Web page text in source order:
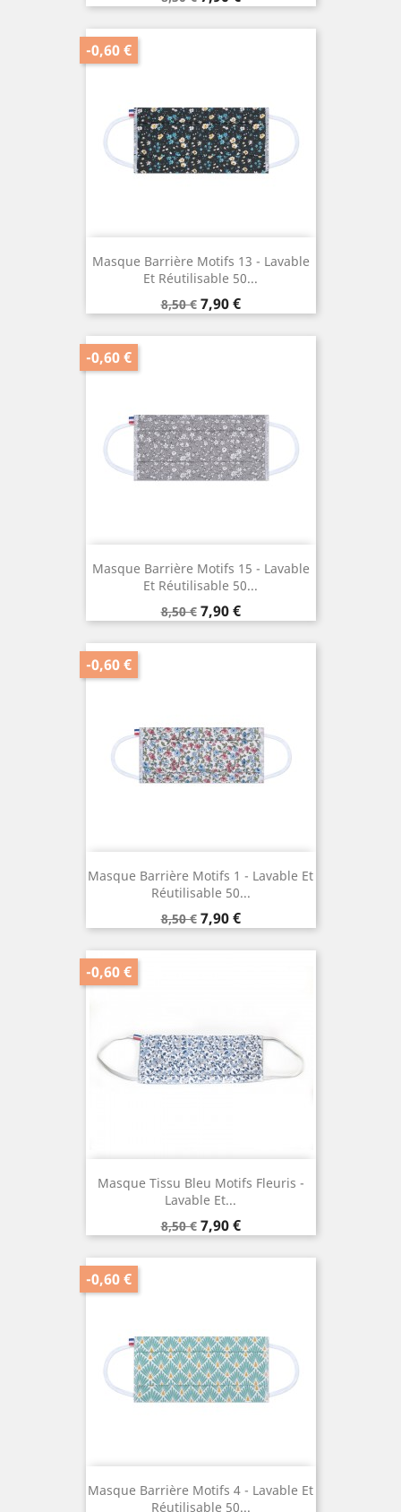
de
base
Masque Barrière Motifs 13 - Lavable
Et Réutilisable 50...
Prix
de
base
8,50 €
-0,60 €
Prix
7,90 €
Masque Barrière Motifs 15 - Lavable
Et Réutilisable 50...
Prix
de
base
8,50 €
-0,60 €
Prix
7,90 €
Masque Barrière Motifs 1 - Lavable Et
Réutilisable 50...
Prix
de
base
8,50 €
-0,60 €
Prix
7,90 €
Masque Tissu Bleu Motifs Fleuris -
Lavable Et...
Prix
de
base
8,50 €
-0,60 €
Prix
7,90 €
Masque Barrière Motifs 4 - Lavable Et
Réutilisable 50...
-0,60 €